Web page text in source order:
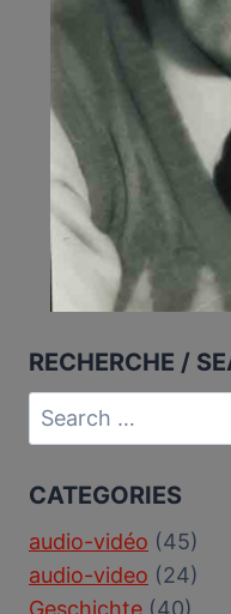
RECHERCHE /
Search
for:
CATEGORIES
audio-vidéo (45)
audio-video (24)
Geschichte (40)